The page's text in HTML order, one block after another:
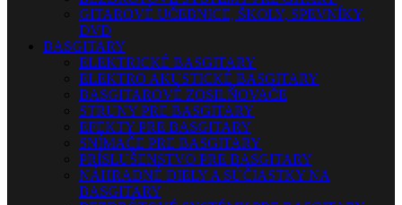
GITAROVÉ UČEBNICE, ŠKOLY, SPEVNÍKY,
DVD
BASGITARY
ELEKTRICKÉ BASGITARY
ELEKTRO AKUSTICKÉ BASGITARY
BASGITAROVÉ ZOSILŇOVAČE
STRUNY PRE BASGITARY
EFEKTY PRE BASGITARY
SNÍMAČE PRE BASGITARY
PRÍSLUŠENSTVO PRE BASGITARY
NÁHRADNÉ DIELY A SÚČIASTKY NA
BASGITARY